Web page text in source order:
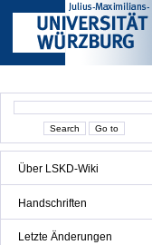
Über LSKD-Wiki
Handschriften
Letzte Änderungen